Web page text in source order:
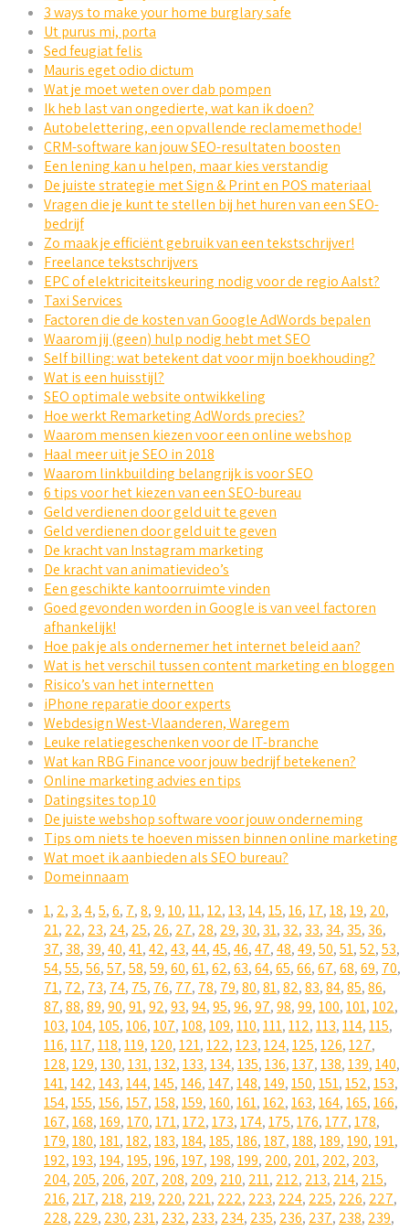
3 ways to make your home burglary safe
Ut purus mi, porta
Sed feugiat felis
Mauris eget odio dictum
Wat je moet weten over dab pompen
Ik heb last van ongedierte, wat kan ik doen?
Autobelettering, een opvallende reclamemethode!
CRM-software kan jouw SEO-resultaten boosten
Een lening kan u helpen, maar kies verstandig
De juiste strategie met Sign & Print en POS materiaal
Vragen die je kunt te stellen bij het huren van een SEO-
bedrijf
Zo maak je efficiënt gebruik van een tekstschrijver!
Freelance tekstschrijvers
EPC of elektriciteitskeuring nodig voor de regio Aalst?
Taxi Services
Factoren die de kosten van Google AdWords bepalen
Waarom jij (geen) hulp nodig hebt met SEO
Self billing: wat betekent dat voor mijn boekhouding?
Wat is een huisstijl?
SEO optimale website ontwikkeling
Hoe werkt Remarketing AdWords precies?
Waarom mensen kiezen voor een online webshop
Haal meer uit je SEO in 2018
Waarom linkbuilding belangrijk is voor SEO
6 tips voor het kiezen van een SEO-bureau
Geld verdienen door geld uit te geven
Geld verdienen door geld uit te geven
De kracht van Instagram marketing
De kracht van animatievideo’s
Een geschikte kantoorruimte vinden
Goed gevonden worden in Google is van veel factoren
afhankelijk!
Hoe pak je als ondernemer het internet beleid aan?
Wat is het verschil tussen content marketing en bloggen
Risico’s van het internetten
iPhone reparatie door experts
Webdesign West-Vlaanderen, Waregem
Leuke relatiegeschenken voor de IT-branche
Wat kan RBG Finance voor jouw bedrijf betekenen?
Online marketing advies en tips
Datingsites top 10
De juiste webshop software voor jouw onderneming
Tips om niets te hoeven missen binnen online marketing
Wat moet ik aanbieden als SEO bureau?
Domeinnaam
1, 2, 3,4,5,6, 7,8,9,10,11,12,13,14,15,16,17,18,19, 20,
21, 22, 23, 24, 25, 26, 27, 28, 29, 30, 31, 32, 33, 34, 35, 36,
37, 38, 39,40,41,42,43,44,45,46,47,48,49,50,51,52,53,
54,55,56,57,58,59,60,61,62,63,64,65,66,67,68,69, 70,
71, 72, 73, 74, 75, 76, 77, 78, 79,80,81,82,83,84,85,86,
87,88,89,90,91,92,93,94,95,96,97,98,99,100,101,102,
103,104,105,106,107,108,109,110,111,112,113,114,115,
116,117,118,119,120,121,122,123,124,125,126,127,
128,129,130,131,132,133,134,135,136,137,138,139,140,
141,142,143,144,145,146,147,148,149,150,151,152,153,
154,155,156,157,158,159,160,161,162,163,164,165,166,
167,168,169,170,171,172,173,174,175,176,177,178,
179,180,181,182,183,184,185,186,187,188,189,190,191,
192,193,194,195,196,197,198,199, 200, 201, 202, 203,
204, 205, 206, 207, 208, 209, 210, 211, 212, 213, 214, 215,
216, 217, 218, 219, 220, 221, 222, 223, 224, 225, 226, 227,
228, 229, 230, 231, 232, 233, 234, 235, 236, 237, 238, 239,